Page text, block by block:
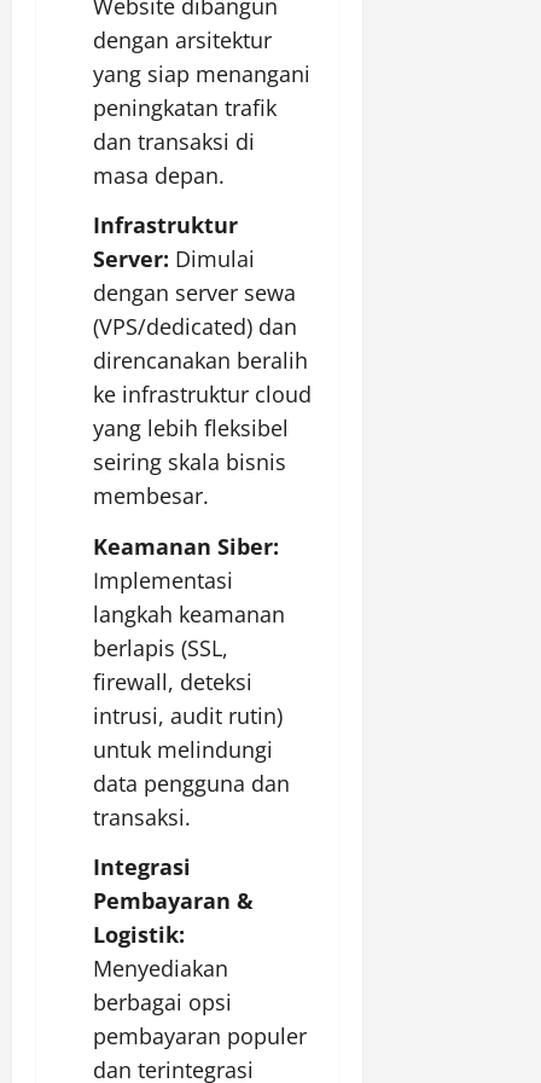
Website dibangun
dengan arsitektur
yang siap menangani
peningkatan trafik
dan transaksi di
masa depan.
Infrastruktur
Server: Dimulai
dengan server sewa
(VPS/dedicated) dan
direncanakan beralih
ke infrastruktur cloud
yang lebih fleksibel
seiring skala bisnis
membesar.
Keamanan Siber:
Implementasi
langkah keamanan
berlapis (SSL,
firewall, deteksi
intrusi, audit rutin)
untuk melindungi
data pengguna dan
transaksi.
Integrasi
Pembayaran &
Logistik:
Menyediakan
berbagai opsi
pembayaran populer
dan terintegrasi